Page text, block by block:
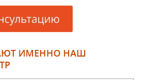
ИМЕННО НАШ